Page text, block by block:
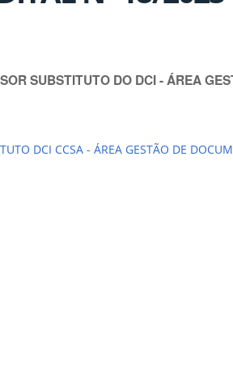
SUBSTITUTO DO DCI - ÁREA
DCI CCSA - ÁREA GESTÃO DE